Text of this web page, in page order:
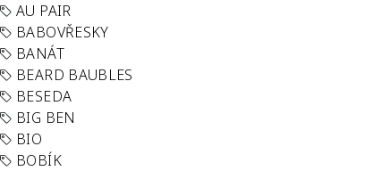
AU PAIR
BABOVŘESKY
BANÁT
BEARD BAUBLES
BESEDA
BIG BEN
BIO
BOBÍK